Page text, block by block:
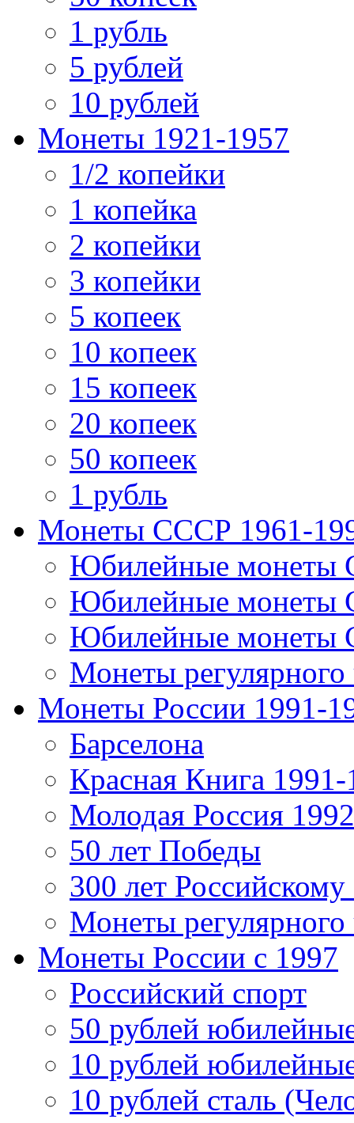
1 рубль
5 рублей
10 рублей
Монеты 1921-1957
1/2 копейки
1 копейка
2 копейки
3 копейки
5 копеек
10 копеек
15 копеек
20 копеек
50 копеек
1 рубль
Монеты СССР 1961-
Юбилейные монеты
Юбилейные
Юбилейные
Монеты
Монеты России 1991-
Барселона
Красная Книга 1991-
Молодая Россия
50 лет Победы
300 лет
Монеты
Монеты России c 1997
Российский спорт
50 рублей
10 рублей
10 рублей сталь